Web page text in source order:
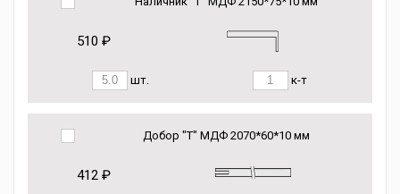
510 ₽
шт. к-т
Добор "Т" МДФ 2070*60*10 мм
412 ₽